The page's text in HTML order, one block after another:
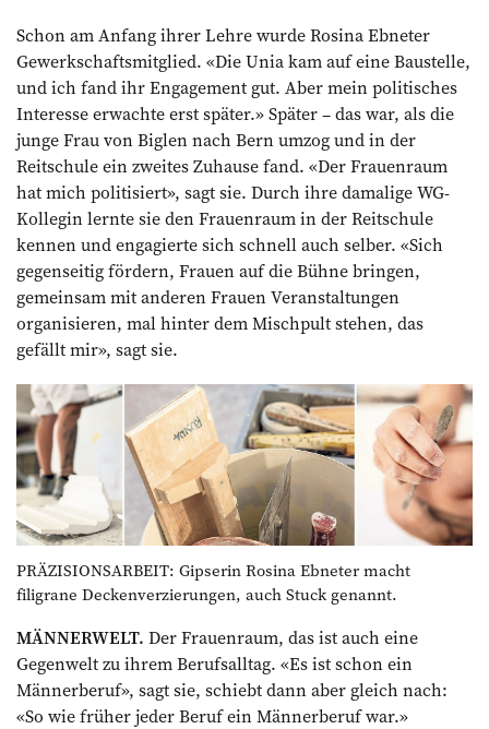
Schon am Anfang ihrer Lehre wurde Rosina Ebneter
Gewerkschaftsmitglied. «Die Unia kam auf eine Baustelle,
und ich fand ihr Engagement gut. Aber mein politisches
Interesse erwachte erst später.» Später – das war, als die
junge Frau von Biglen nach Bern umzog und in der
Reitschule ein zweites Zuhause fand. «Der Frauenraum
hat mich politisiert», sagt sie. Durch ihre damalige WG-
Kollegin lernte sie den Frauenraum in der Reitschule
kennen und engagierte sich schnell auch selber. «Sich
gegenseitig fördern, Frauen auf die Bühne bringen,
gemeinsam mit anderen Frauen Veranstaltungen
organisieren, mal hinter dem Mischpult stehen, das
gefällt mir», sagt sie.
PRÄZISIONSARBEIT: Gipserin Rosina Ebneter macht
filigrane Decken­verzierungen, auch Stuck genannt.
MÄNNERWELT. Der Frauenraum, das ist auch eine
Gegenwelt zu ihrem Berufsalltag. «Es ist schon ein
Männerberuf», sagt sie, schiebt dann aber gleich nach:
«So wie früher jeder Beruf ein Männerberuf war.»